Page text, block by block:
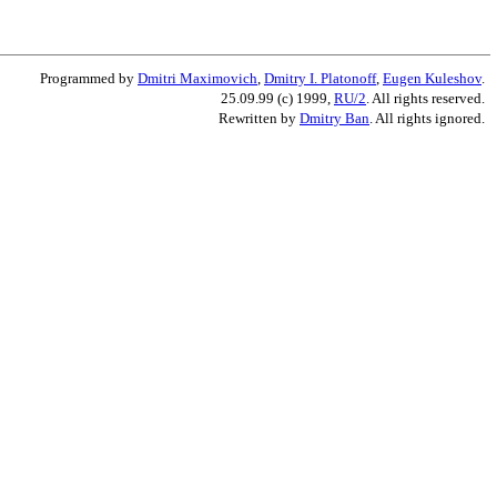
Programmed by Dmitri Maximovich, Dmitry I. Platonoff, Eugen Kuleshov.
25.09.99 (c) 1999, RU/2. All rights reserved.
Rewritten by Dmitry Ban. All rights ignored.